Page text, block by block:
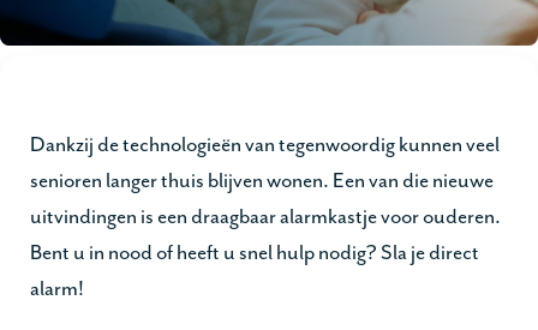
Dankzij de technologieën van tegenwoordig kunnen veel
senioren langer thuis blijven wonen. Een van die nieuwe
uitvindingen is een draagbaar alarmkastje voor ouderen.
Bent u in nood of heeft u snel hulp nodig? Sla je direct
alarm!